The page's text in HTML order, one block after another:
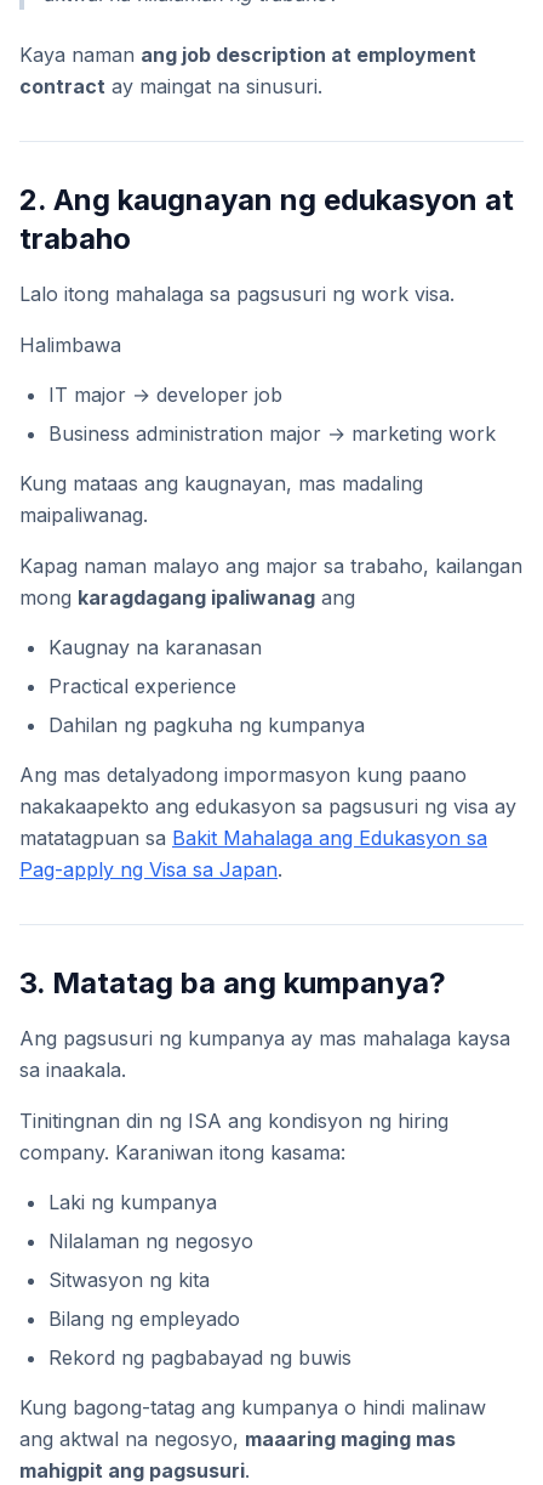
Kaya naman ang job description at employment
contract ay maingat na sinusuri.
2. Ang kaugnayan ng edukasyon at
trabaho
Lalo itong mahalaga sa pagsusuri ng work visa.
Halimbawa
IT major → developer job
Business administration major → marketing work
Kung mataas ang kaugnayan, mas madaling
maipaliwanag.
Kapag naman malayo ang major sa trabaho, kailangan
mong karagdagang ipaliwanag ang
Kaugnay na karanasan
Practical experience
Dahilan ng pagkuha ng kumpanya
Ang mas detalyadong impormasyon kung paano
nakakaapekto ang edukasyon sa pagsusuri ng visa ay
matatagpuan sa Bakit Mahalaga ang Edukasyon sa
Pag-apply ng Visa sa Japan.
3. Matatag ba ang kumpanya?
Ang pagsusuri ng kumpanya ay mas mahalaga kaysa
sa inaakala.
Tinitingnan din ng ISA ang kondisyon ng hiring
company. Karaniwan itong kasama:
Laki ng kumpanya
Nilalaman ng negosyo
Sitwasyon ng kita
Bilang ng empleyado
Rekord ng pagbabayad ng buwis
Kung bagong-tatag ang kumpanya o hindi malinaw
ang aktwal na negosyo, maaaring maging mas
mahigpit ang pagsusuri.